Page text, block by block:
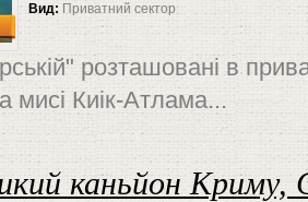
Вид: Приватний сектор
розташовані в
мисі Киік-Атлама...
каньйон Криму,